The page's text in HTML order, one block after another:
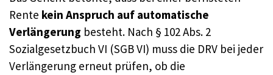
Rente kein Anspruch auf automatische
Verlängerung besteht. Nach § 102 Abs. 2
Sozialgesetzbuch VI (SGB VI) muss die DRV bei jeder
Verlängerung erneut prüfen, ob die